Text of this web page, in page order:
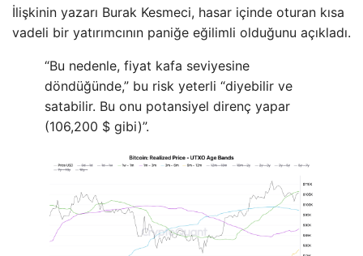
İlişkinin yazarı Burak Kesmeci, hasar içinde oturan kısa
vadeli bir yatırımcının paniğe eğilimli olduğunu açıkladı.
“Bu nedenle, fiyat kafa seviyesine
döndüğünde,” bu risk yeterli “diyebilir ve
satabilir. Bu onu potansiyel direnç yapar
(106,200 $ gibi)”.